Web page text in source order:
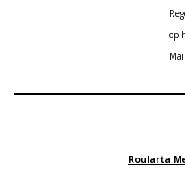
op
Roularta